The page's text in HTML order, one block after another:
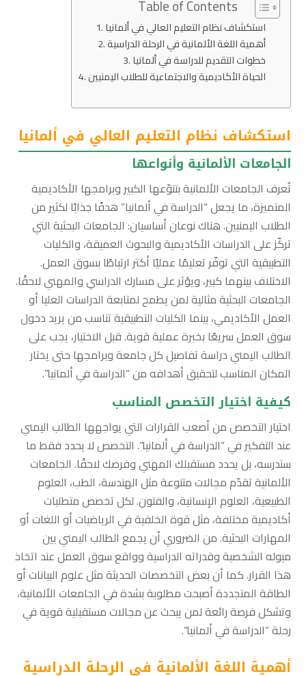
Table of Contents
استكشاف نظام التعليم العالي في ألمانيا
أهمية اللغة الألمانية في الرحلة الدراسية
خطوات التقديم للدراسة في ألمانيا
الحياة الأكاديمية والاجتماعية للطلاب اليمنيين
استكشاف نظام التعليم العالي في ألمانيا
الجامعات الألمانية وأنواعها
تُعرف الجامعات الألمانية بتنوّعها الكبير وبرامجها الأكاديمية
المتميزة، ما يجعل “الدراسة في ألمانيا” هدفًا جذابًا لكثير من
الطلاب اليمنيين. هناك نوعان أساسيان: الجامعات البحثية التي
تركّز على الدراسات الأكاديمية والبحوث العميقة، والكليات
التطبيقية التي توفّر تعليمًا عمليًا أكثر ارتباطًا بسوق العمل.
الاختلاف بينهما كبير، ويؤثر على مسارك الدراسي والمهني لاحقًا.
الجامعات البحثية مثالية لمن يطمح لمتابعة الدراسات العليا أو
العمل الأكاديمي، بينما الكليات التطبيقية تناسب من يريد دخول
سوق العمل سريعًا بخبرة عملية قوية. قبل الاختيار، يجب على
الطالب اليمني دراسة تفاصيل كل جامعة وبرامجها حتى يختار
المكان المناسب لتحقيق أهدافه من “الدراسة في ألمانيا”.
كيفية اختيار التخصص المناسب
اختيار التخصص من أصعب القرارات التي يواجهها الطالب اليمني
عند التفكير في “الدراسة في ألمانيا”. التخصص لا يحدد فقط ما
ستدرسه، بل يحدد مستقبلك المهني وفرصك لاحقًا. الجامعات
الألمانية تقدّم مجالات متنوعة مثل الهندسة، الطب، العلوم
الطبيعية، العلوم الإنسانية، والفنون. لكل تخصص متطلبات
أكاديمية مختلفة، مثل قوة الخلفية في الرياضيات أو اللغات أو
المهارات البحثية. من الضروري أن يجمع الطالب اليمني بين
ميوله الشخصية وقدراته الدراسية وواقع سوق العمل عند اتخاذ
هذا القرار. كما أن بعض التخصصات الحديثة مثل علوم البيانات أو
الطاقة المتجددة أصبحت مطلوبة بشدة في الجامعات الألمانية،
وتشكل فرصة رائعة لمن يبحث عن مجالات مستقبلية قوية في
رحلة “الدراسة في ألمانيا”.
أهمية اللغة الألمانية في الرحلة الدراسية